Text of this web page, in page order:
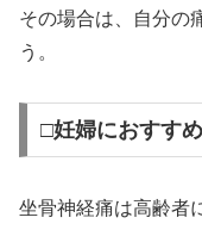
その場合は、自分の
う。
□妊婦におすす
坐骨神経痛は高齢者